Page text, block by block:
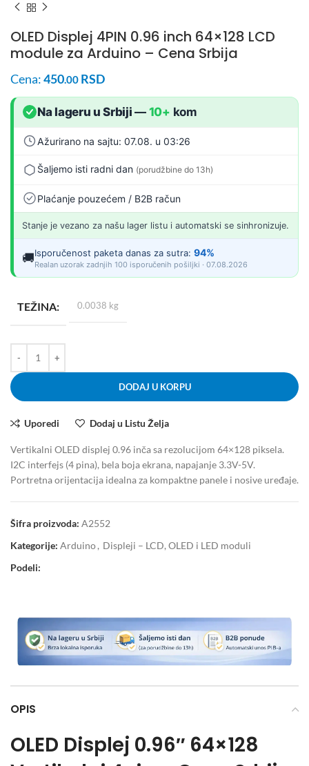
OLED Displej 4PIN 0.96 inch 64×128 LCD
module za Arduino – Cena Srbija
Cena:450.00 RSD
Na lageru u Srbiji — 10+ kom
Ažurirano na sajtu: 07.08. u 03:26
Šaljemo isti radni dan (porudžbine do 13h)
Plaćanje pouzećem / B2B račun
Stanje je vezano za našu lager listu i automatski se sinhronizuje.
🚚Isporučenost paketa danas za sutra: 94%
Realan uzorak zadnjih 100 isporučenih pošiljki · 07.08.2026
TEŽINA 0.0038 kg
DODAJ U KORPU
Uporedi Dodaj u Listu Želja
Vertikalni OLED displej 0.96 inča sa rezolucijom 64×128 piksela.
I2C interfejs (4 pina), bela boja ekrana, napajanje 3.3V-5V.
Portretna orijentacija idealna za kompaktne panele i nosive uređaje.
Šifra proizvoda: A2552
Kategorije: Arduino, Displeji – LCD, OLED i LED moduli
Podeli:
OPIS
OLED Displej 0.96″ 64×128